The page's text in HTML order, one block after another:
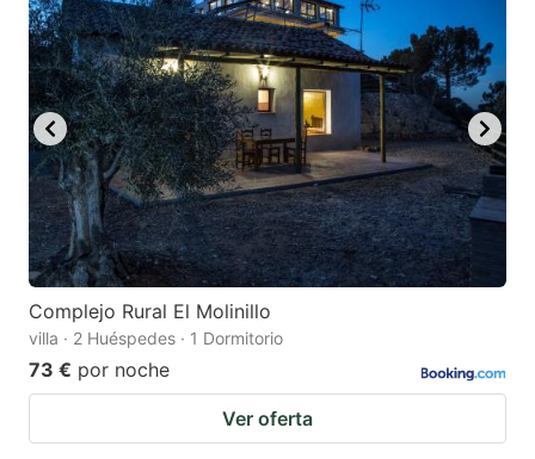
Complejo Rural El Molinillo
villa · 2 Huéspedes · 1 Dormitorio
73 € por noche
Ver oferta